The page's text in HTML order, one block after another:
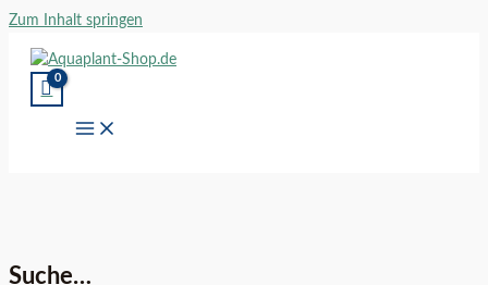
Zum Inhalt springen
Suche…